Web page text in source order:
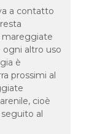
a contatto
ogni altro uso
è
prossimi al
cioè
al